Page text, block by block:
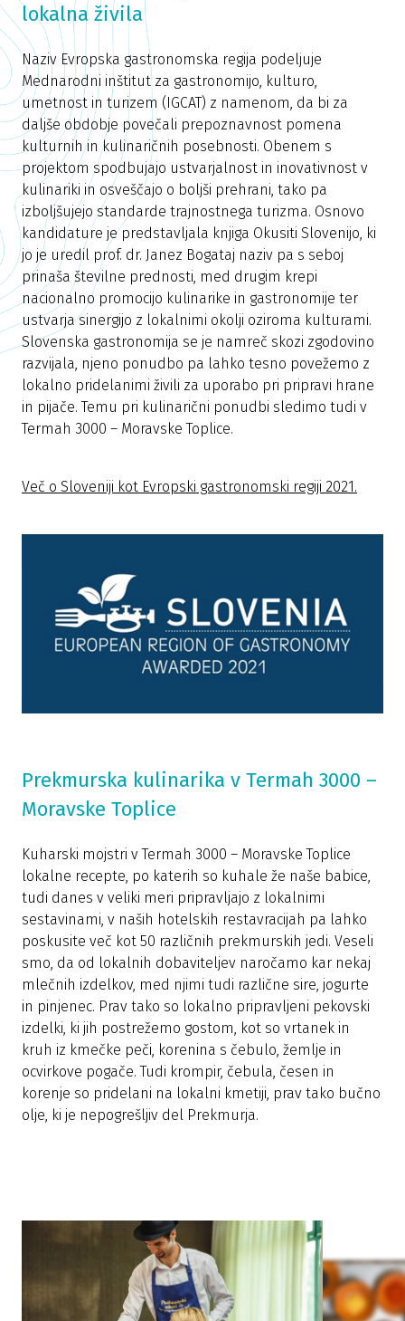
lokalna živila
Naziv Evropska gastronomska regija podeljuje
Mednarodni inštitut za gastronomijo, kulturo,
umetnost in turizem (IGCAT) z namenom, da bi za
daljše obdobje povečali prepoznavnost pomena
kulturnih in kulinaričnih posebnosti. Obenem s
projektom spodbujajo ustvarjalnost in inovativnost v
kulinariki in osveščajo o boljši prehrani, tako pa
izboljšujejo standarde trajnostnega turizma. Osnovo
kandidature je predstavljala knjiga Okusiti Slovenijo, ki
jo je uredil prof. dr. Janez Bogataj naziv pa s seboj
prinaša številne prednosti, med drugim krepi
nacionalno promocijo kulinarike in gastronomije ter
ustvarja sinergijo z lokalnimi okolji oziroma kulturami.
Slovenska gastronomija se je namreč skozi zgodovino
razvijala, njeno ponudbo pa lahko tesno povežemo z
lokalno pridelanimi živili za uporabo pri pripravi hrane
in pijače. Temu pri kulinarični ponudbi sledimo tudi v
Termah 3000 – Moravske Toplice.
Več o Sloveniji kot Evropski gastronomski regiji 2021.
Prekmurska kulinarika v Termah 3000 –
Moravske Toplice
Kuharski mojstri v Termah 3000 – Moravske Toplice
lokalne recepte, po katerih so kuhale že naše babice,
tudi danes v veliki meri pripravljajo z lokalnimi
sestavinami, v naših hotelskih restavracijah pa lahko
poskusite več kot 50 različnih prekmurskih jedi. Veseli
smo, da od lokalnih dobaviteljev naročamo kar nekaj
mlečnih izdelkov, med njimi tudi različne sire, jogurte
in pinjenec. Prav tako so lokalno pripravljeni pekovski
izdelki, ki jih postrežemo gostom, kot so vrtanek in
kruh iz kmečke peči, korenina s čebulo, žemlje in
ocvirkove pogače. Tudi krompir, čebula, česen in
korenje so pridelani na lokalni kmetiji, prav tako bučno
olje, ki je nepogrešljiv del Prekmurja.